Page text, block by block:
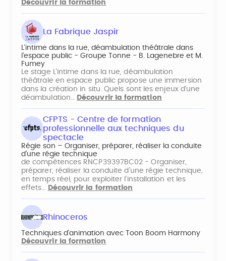
Découvrir la formation
La Fabrique Jaspir
L'intime dans la rue, déambulation théâtrale dans
l'espace public - Groupe Tonne - B. Lagenebre et M.
Fumey
Le stage L’intime dans la rue, déambulation
théâtrale en espace public propose une immersion
dans la création in situ. Quels sont les enjeux d’une
déambulation… Découvrir la formation
CFPTS - Centre de formation
professionnelle aux techniques du
spectacle
Régie son – Organiser, préparer, réaliser la conduite
d’une régie technique
de compétences RNCP39397BC02 - Organiser,
préparer, réaliser la conduite d’une régie technique,
en temps réel, pour exploiter l’installation et les
effets… Découvrir la formation
Rhinoceros
Techniques d'animation avec Toon Boom Harmony
Découvrir la formation